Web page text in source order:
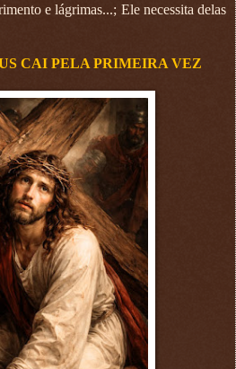
e lágrimas...; Ele necessita delas
CAI PELA PRIMEIRA VEZ